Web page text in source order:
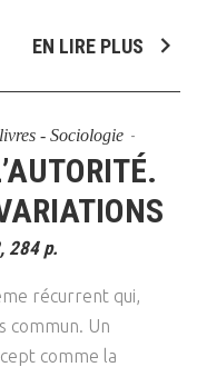
EN LIRE PLUS
- Sociologie
284 p.
récurrent qui,
commun. Un
comme la